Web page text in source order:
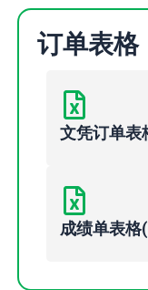
订单表格
文凭订单表
成绩单表